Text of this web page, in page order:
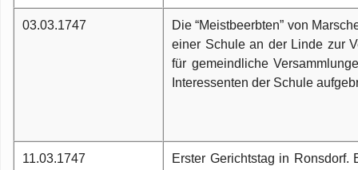
03.03.1747
Die “Meistbeerbten” von
einer Schule an der Linde zur
für gemeindliche
Interessenten der Schule
11.03.1747
Erster Gerichtstag in